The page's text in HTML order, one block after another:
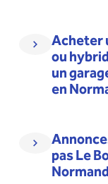
Acheter
ou
un
en
pas Le